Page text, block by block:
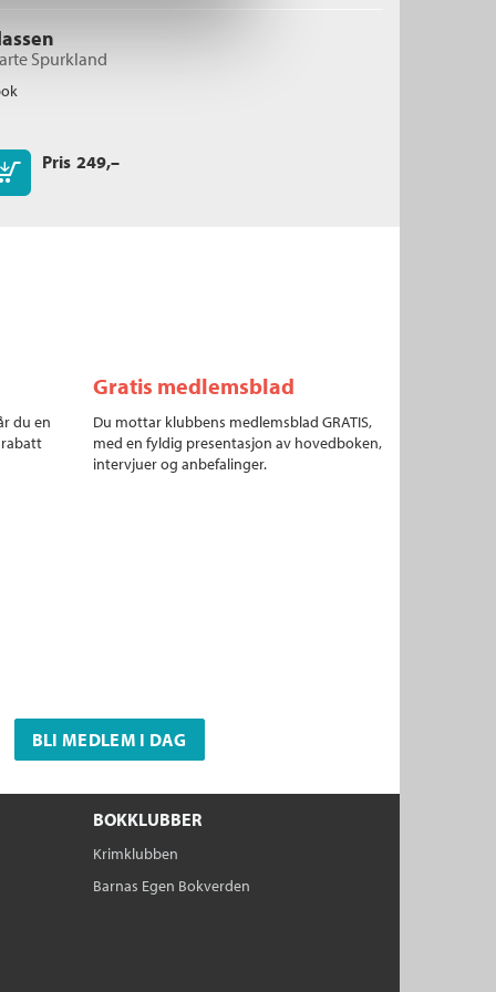
Spurkland
Pris 249,–
Kjøp
du en
Gratis medlemsblad
Du mottar klubbens medlemsblad GRATIS,
med en fyldig presentasjon av hovedboken,
intervjuer og anbefalinger.
BLI MEDLEM I DAG
BOKKLUBBER
Krimklubben
Barnas Egen Bokverden